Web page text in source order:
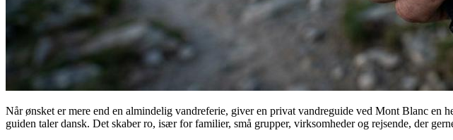
Når ønsket er mere end en almindelig vandreferie, giver en privat vandreguide ved Mont Blanc en
guiden taler dansk. Det skaber ro, især for familier, små grupper, virksomheder og rejsende, der